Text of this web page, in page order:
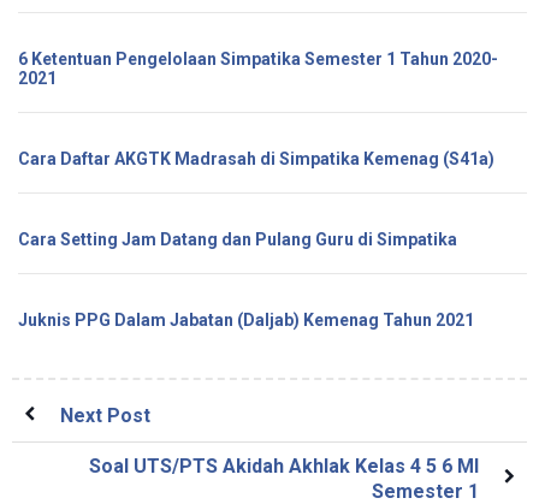
6 Ketentuan Pengelolaan Simpatika Semester 1 Tahun 2020-
2021
Cara Daftar AKGTK Madrasah di Simpatika Kemenag (S41a)
Cara Setting Jam Datang dan Pulang Guru di Simpatika
Juknis PPG Dalam Jabatan (Daljab) Kemenag Tahun 2021
Next Post
Soal UTS/PTS Akidah Akhlak Kelas 4 5 6 MI
Semester 1